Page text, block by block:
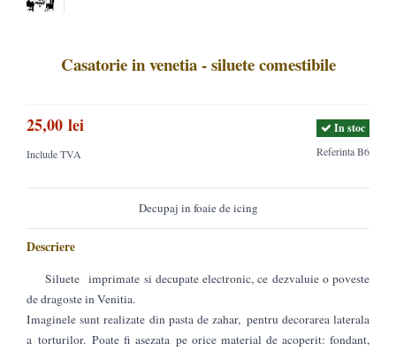
Casatorie in venetia - siluete comestibile
ReferintaB6
In stoc
25,00 lei
Include TVA
Decupaj in foaie de icing
Descriere
Siluete imprimate si decupate electronic, ce dezvaluie o poveste
de dragoste in Venitia.
Imaginele sunt realizate din pasta de zahar, pentru decorarea laterala
a torturilor. Poate fi asezata pe orice material de acoperit: fondant,